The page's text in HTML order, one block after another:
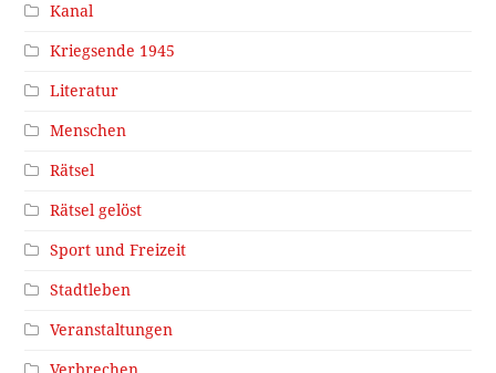
Kanal
Kriegsende 1945
Literatur
Menschen
Rätsel
Rätsel gelöst
Sport und Freizeit
Stadtleben
Veranstaltungen